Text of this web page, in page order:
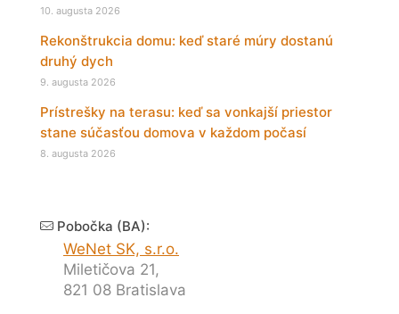
10. augusta 2026
Rekonštrukcia domu: keď staré múry dostanú
druhý dych
9. augusta 2026
Prístrešky na terasu: keď sa vonkajší priestor
stane súčasťou domova v každom počasí
8. augusta 2026
Pobočka (BA):
WeNet SK, s.r.o.
Miletičova 21,
821 08 Bratislava